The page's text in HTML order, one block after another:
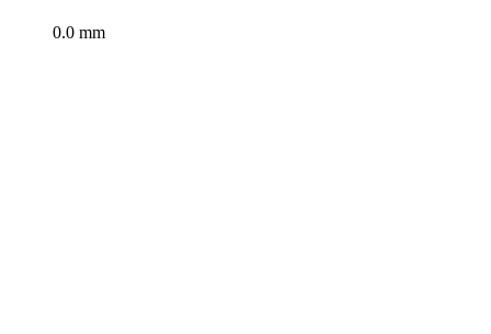
0.0 mm